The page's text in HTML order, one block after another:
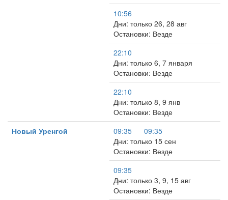
10:56
Дни: только 26, 28 авг
Остановки: Везде
22:10
Дни: только 6, 7 января
Остановки: Везде
22:10
Дни: только 8, 9 янв
Остановки: Везде
Новый Уренгой
09:35
09:35
Дни: только 15 сен
Остановки: Везде
09:35
Дни: только 3, 9, 15 авг
Остановки: Везде